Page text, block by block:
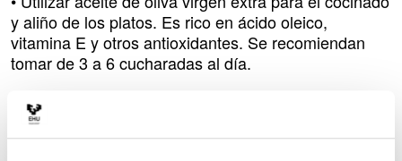
y aliño de los platos. Es rico en ácido oleico,
vitamina E y otros antioxidantes. Se recomiendan
tomar de 3 a 6 cucharadas al día.
comidas.